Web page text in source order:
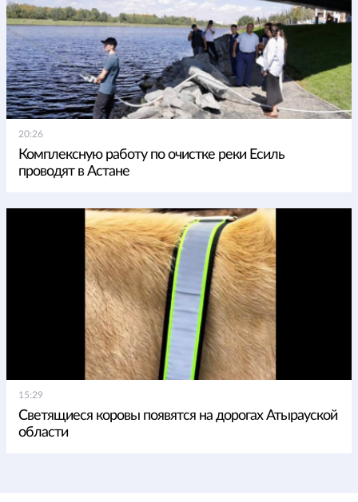
20:26
Комплексную работу по очистке реки Есиль
проводят в Астане
15:29
Светящиеся коровы появятся на дорогах Атырауской
области